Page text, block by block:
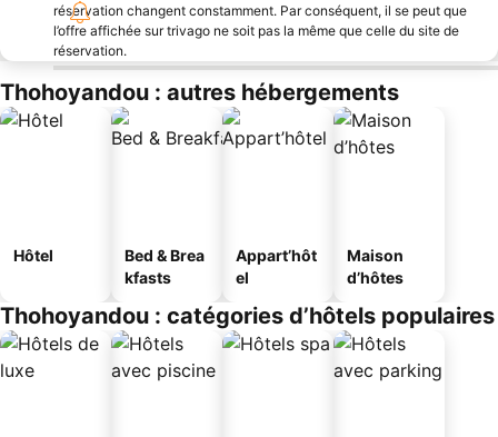
réservation changent constamment. Par conséquent, il se peut que
l’offre affichée sur trivago ne soit pas la même que celle du site de
réservation.
Thohoyandou : autres hébergements
Hôtel
Bed & Brea
kfasts
Appart’hôt
el
Maison
d’hôtes
Thohoyandou : catégories d’hôtels populaires